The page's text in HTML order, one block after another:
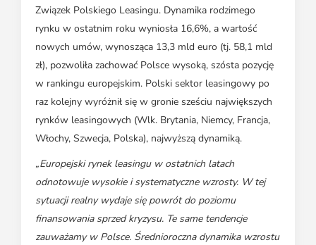
Związek Polskiego Leasingu. Dynamika rodzimego
rynku w ostatnim roku wyniosła 16,6%, a wartość
nowych umów, wynosząca 13,3 mld euro (tj. 58,1 mld
zł), pozwoliła zachować Polsce wysoką, szósta pozycję
w rankingu europejskim. Polski sektor leasingowy po
raz kolejny wyróżnił się w gronie sześciu największych
rynków leasingowych (Wlk. Brytania, Niemcy, Francja,
Włochy, Szwecja, Polska), najwyższą dynamiką.
„Europejski rynek leasingu w ostatnich latach
odnotowuje wysokie i systematyczne wzrosty. W tej
sytuacji realny wydaje się powrót do poziomu
finansowania sprzed kryzysu. Te same tendencje
zauważamy w Polsce. Średnioroczna dynamika wzrostu